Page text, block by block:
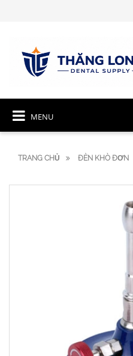
MENU
TRANG CHỦ ĐÈN KHÒ ĐƠN